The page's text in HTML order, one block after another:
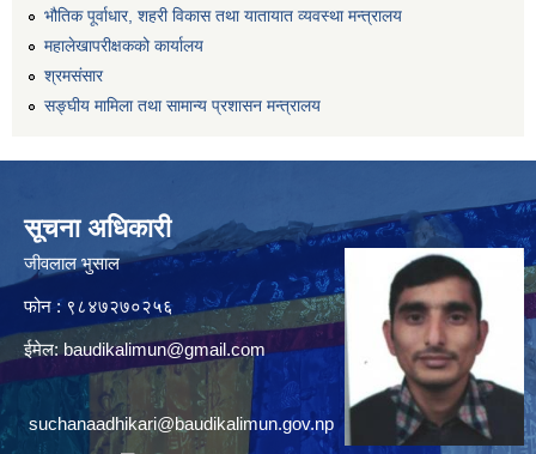
भौतिक पूर्वाधार, शहरी विकास तथा यातायात व्यवस्था मन्त्रालय
महालेखापरीक्षकको कार्यालय
श्रमसंसार
सङ्घीय मामिला तथा सामान्य प्रशासन मन्त्रालय
सूचना अधिकारी
जीवलाल भुसाल
फोन : ९८४७२७०२५६
ईमेल: baudikalimun@gmail.com
suchanaadhikari@baudikalimun.gov.np